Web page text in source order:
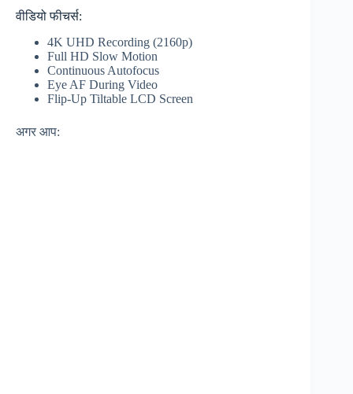
वीडियो फीचर्स:
4K UHD Recording (2160p)
Full HD Slow Motion
Continuous Autofocus
Eye AF During Video
Flip-Up Tiltable LCD Screen
अगर आप: